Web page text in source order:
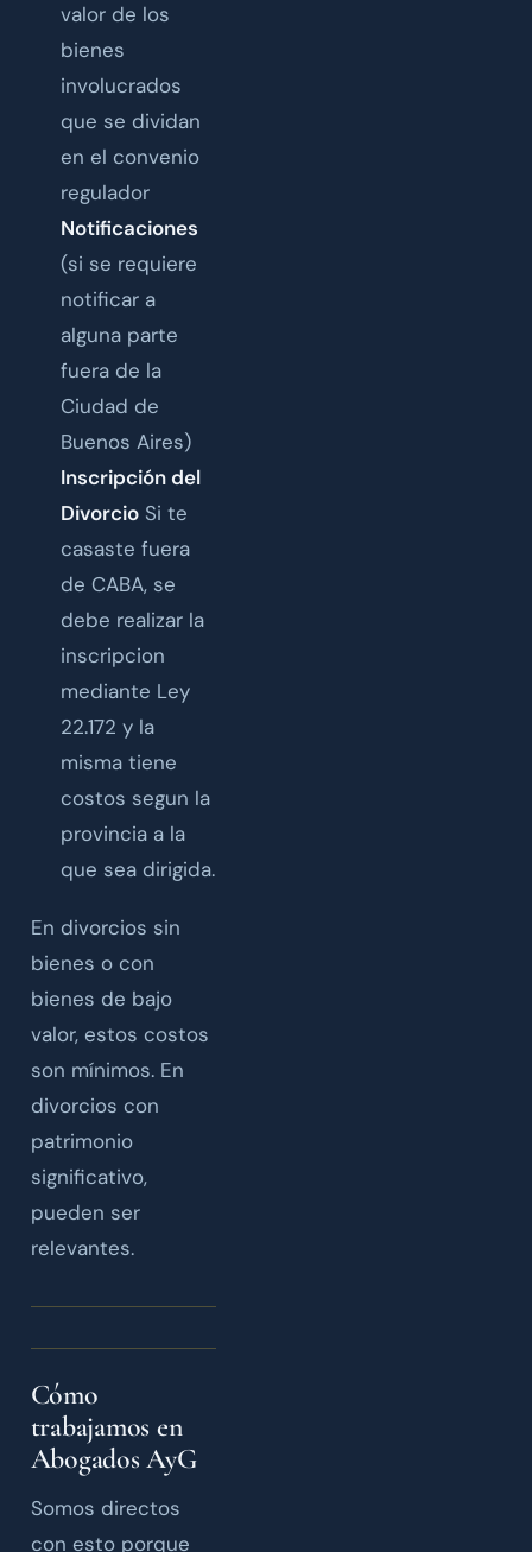
valor de los
bienes
involucrados
que se dividan
en el convenio
regulador
Notificaciones
(si se requiere
notificar a
alguna parte
fuera de la
Ciudad de
Buenos Aires)
Inscripción del
Divorcio Si te
casaste fuera
de CABA, se
debe realizar la
inscripcion
mediante Ley
22.172 y la
misma tiene
costos segun la
provincia a la
que sea dirigida.
En divorcios sin
bienes o con
bienes de bajo
valor, estos costos
son mínimos. En
divorcios con
patrimonio
significativo,
pueden ser
relevantes.
Cómo
trabajamos en
Abogados AyG
Somos directos
con esto porque